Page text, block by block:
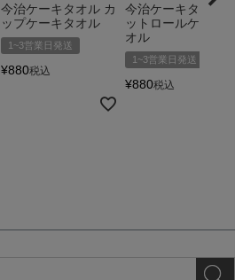
今治ケーキタオル カ
ップケーキタオル
1~3営業日発送
¥880税込
今治ケーキタオル
ットロールケーキ
オル
1~3営業日発送
¥880税込